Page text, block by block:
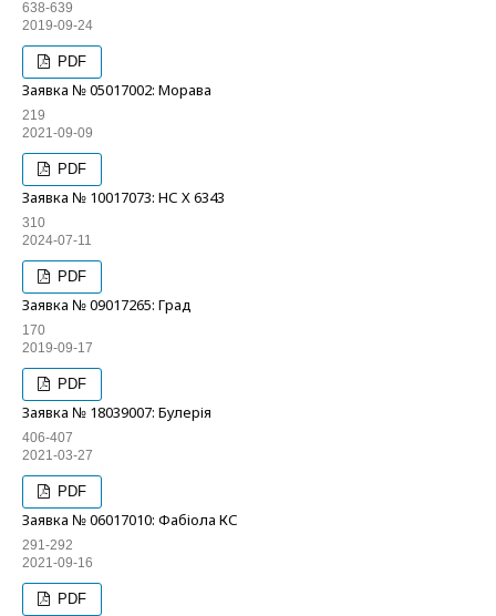
638-639
2019-09-24
PDF
Заявка № 05017002: Морава
219
2021-09-09
PDF
Заявка № 10017073: НС Х 6343
310
2024-07-11
PDF
Заявка № 09017265: Град
170
2019-09-17
PDF
Заявка № 18039007: Булерія
406-407
2021-03-27
PDF
Заявка № 06017010: Фабіола КС
291-292
2021-09-16
PDF